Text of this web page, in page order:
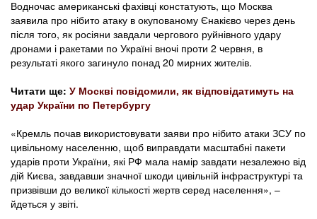
Водночас американські фахівці констатують, що Москва
заявила про нібито атаку в окупованому Єнакієво через день
після того, як росіяни завдали чергового руйнівного удару
дронами і ракетами по Україні вночі проти 2 червня, в
результаті якого загинуло понад 20 мирних жителів.
Читати ще: У Москві повідомили, як відповідатимуть на
удар України по Петербургу
«Кремль почав використовувати заяви про нібито атаки ЗСУ по
цивільному населенню, щоб виправдати масштабні пакети
ударів проти України, які РФ мала намір завдати незалежно від
дій Києва, завдавши значної шкоди цивільній інфраструктурі та
призвівши до великої кількості жертв серед населення», –
йдеться у звіті.